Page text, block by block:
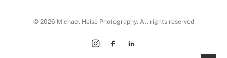
© 2026 Michael Heise Photography. All rights reserved